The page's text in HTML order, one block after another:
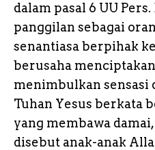
dalam pasal 6 UU
panggilan sebagai
senantiasa berpihak
berusaha
menimbulkan sensasi
Tuhan Yesus berkata
yang membawa
disebut anak-anak